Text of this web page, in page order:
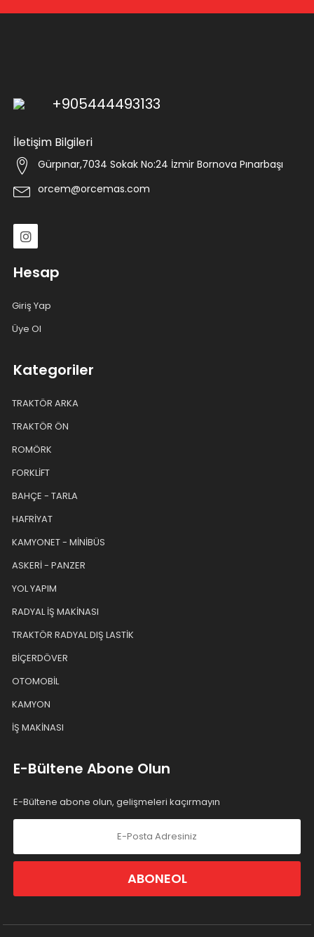
+905444493133
İletişim Bilgileri
Gürpınar,7034 Sokak No:24 İzmir Bornova Pınarbaşı
orcem@orcemas.com
Hesap
Giriş Yap
Üye Ol
Kategoriler
TRAKTÖR ARKA
TRAKTÖR ÖN
ROMÖRK
FORKLİFT
BAHÇE - TARLA
HAFRİYAT
KAMYONET - MİNİBÜS
ASKERİ - PANZER
YOL YAPIM
RADYAL İŞ MAKİNASI
TRAKTÖR RADYAL DIŞ LASTİK
BİÇERDÖVER
OTOMOBİL
KAMYON
İŞ MAKİNASI
E-Bültene Abone Olun
E-Bültene abone olun, gelişmeleri kaçırmayın
ABONEOL